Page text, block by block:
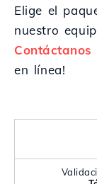
Elige el
nuestro
Contáctanos
en línea!